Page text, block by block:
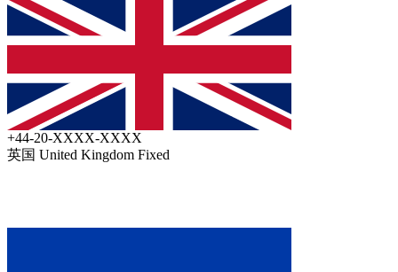
+44-20-XXXX-XXXX
英国 United Kingdom Fixed